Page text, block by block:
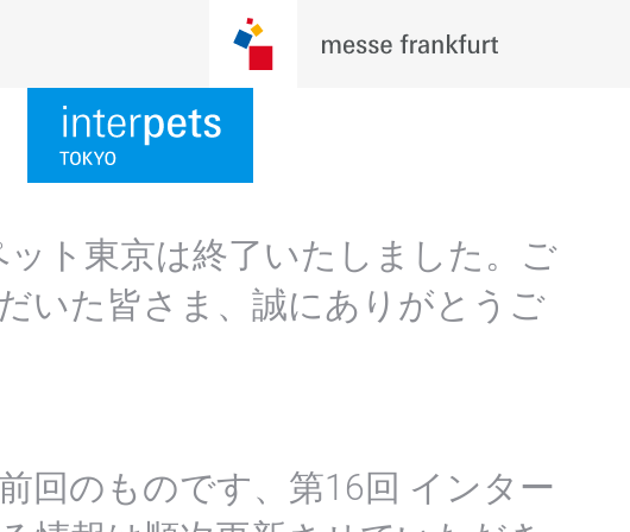
ト東京は終了いたしました。ご
いた皆さま、誠にありがとうご
回のものです、第16回 インター